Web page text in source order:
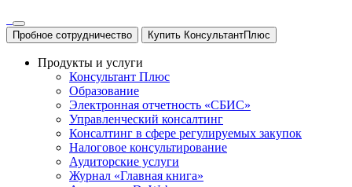
Пробное сотрудничество Купить КонсультантПлюс
Продукты и услуги
Консультант Плюс
Образование
Электронная отчетность «СБИС»
Управленческий консалтинг
Консалтинг в сфере регулируемых закупок
Налоговое консультирование
Аудиторские услуги
Журнал «Главная книга»